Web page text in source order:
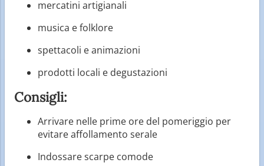
mercatini artigianali
musica e folklore
spettacoli e animazioni
prodotti locali e degustazioni
Consigli:
Arrivare nelle prime ore del pomeriggio per
evitare affollamento serale
Indossare scarpe comode